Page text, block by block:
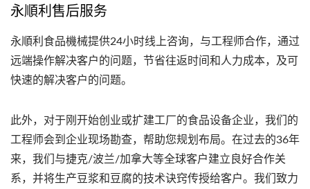
永順利售后服务
永順利食品機械提供24小时线上咨询，与工程师合作，通过
远端操作解决客户的问题，节省往返时间和人力成本，及可
快速的解决客户的问题。
此外，对于刚开始创业或扩建工厂的食品设备企业，我们的
工程师会到企业现场勘查，帮助您规划布局。在过去的36年
来，我们与捷克/波兰/加拿大等全球客户建立良好合作关
系，并将生产豆浆和豆腐的技术诀窍传授给客户。我们致力